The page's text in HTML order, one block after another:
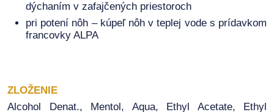
dýchaním v zafajčených priestoroch
pri potení nôh – kúpeľ nôh v teplej vode s prídavkom
francovky ALPA
ZLOŽENIE
Alcohol Denat., Mentol, Aqua, Ethyl Acetate, Ethyl